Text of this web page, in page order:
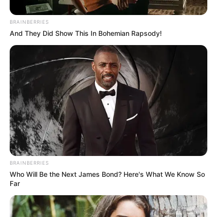
Cortesía
¡Pilas! Más de 800 usuarios estarán sin agua este lunes
en Sabaneta
Por:Paola Agredo Tapias
Marzo 28, 2024
BRAINBERRIES
And They Did Show This In Bohemian Rapsody!
BRAINBERRIES
Who Will Be the Next James Bond? Here's What We Know So
Far